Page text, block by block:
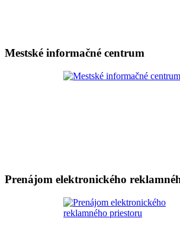
Mestské informačné centrum
Prenájom elektronického